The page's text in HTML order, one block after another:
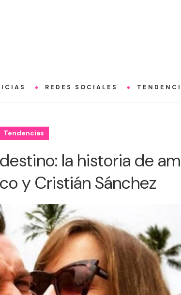
REDES SOCIALES
Tendencias
la historia de
y Cristián Sánchez